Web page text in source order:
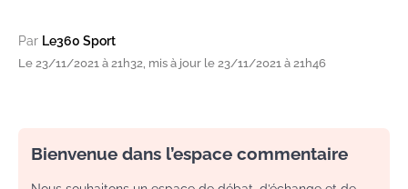
Par Le360 Sport
Le 23/11/2021 à 21h32, mis à jour le 23/11/2021 à 21h46
Bienvenue dans l’espace commentaire